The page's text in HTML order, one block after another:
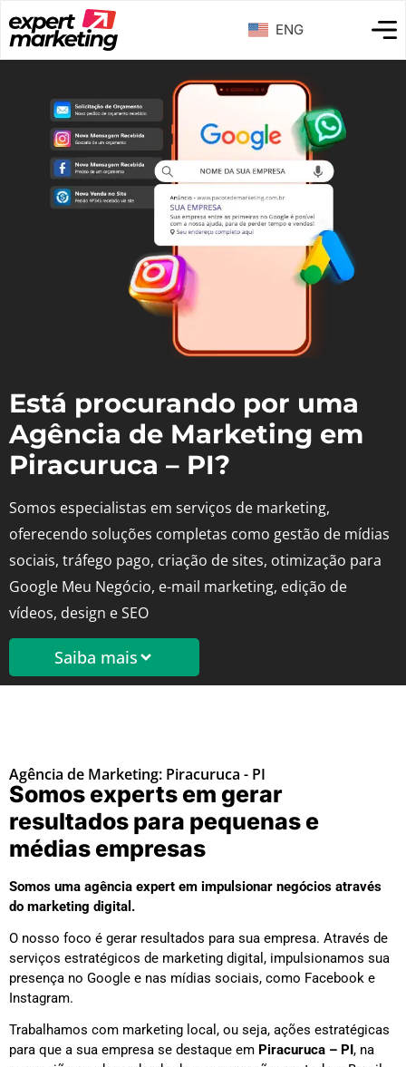
ENG
Está procurando por uma
Agência de Marketing em
Piracuruca – PI?
Somos especialistas em serviços de marketing,
oferecendo soluções completas como gestão de mídias
sociais, tráfego pago, criação de sites, otimização para
Google Meu Negócio, e-mail marketing, edição de
vídeos, design e SEO
Saiba mais
Agência de Marketing: Piracuruca - PI
Somos experts em gerar
resultados para pequenas e
médias empresas
Somos uma agência expert em impulsionar negócios através
do marketing digital.
O nosso foco é gerar resultados para sua empresa. Através de
serviços estratégicos de marketing digital, impulsionamos sua
presença no Google e nas mídias sociais, como Facebook e
Instagram.
Trabalhamos com marketing local, ou seja, ações estratégicas
para que a sua empresa se destaque em Piracuruca – PI, na